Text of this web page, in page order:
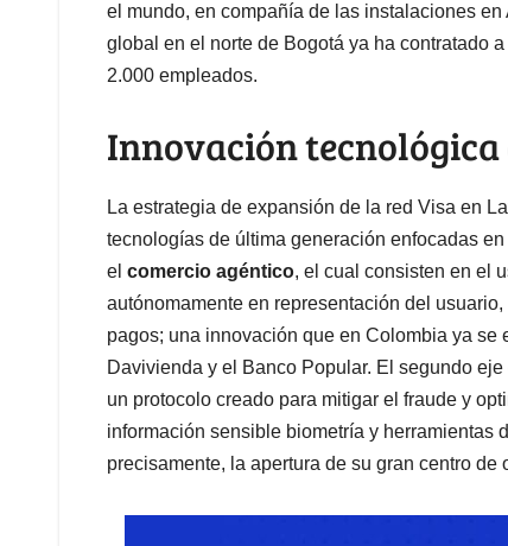
el mundo, en compañía de las instalaciones
global en el norte de Bogotá ya ha contratado
2.000 empleados.
Innovación tecnológica
La estrategia de expansión de la red Visa en
tecnologías de última generación enfocadas
el comercio agéntico, el cual consisten en el
autónomamente en representación del
pagos; una innovación que en Colombia ya
Davivienda y el Banco Popular. El segundo
un protocolo creado para mitigar el fraude y
información sensible biometría y herramientas
precisamente, la apertura de su gran centro